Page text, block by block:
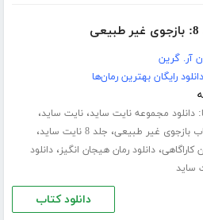
آر. گرین
دانلود رایگان بهترین رمان‌ها
دانلود مجموعه نایت ساید،نایت ساید،
بازجوی غیر طبیعی، جلد 8 نایت ساید ،
کاراگاهی،دانلود رمان هیجان انگیز،دانلود
ساید
دانلود کتاب